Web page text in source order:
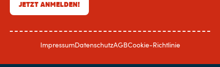
JETZT ANMELDEN!
ImpressumDatenschutzAGBCookie-Richtlinie